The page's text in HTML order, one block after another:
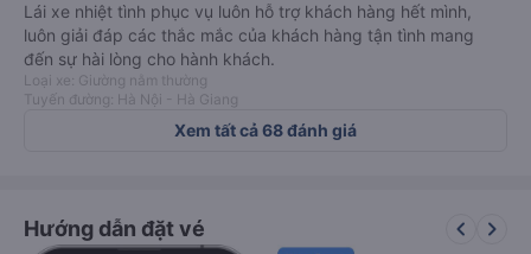
Lái xe nhiệt tình phục vụ luôn hỗ trợ khách hàng hết mình,
luôn giải đáp các thắc mắc của khách hàng tận tình mang
đến sự hài lòng cho hành khách.
Loại xe: Giường nằm thường
Tuyến đường: Hà Nội - Hà Giang
Xem tất cả 68 đánh giá
Hướng dẫn đặt vé keyboard_arrow_left keyboard_arrow_right